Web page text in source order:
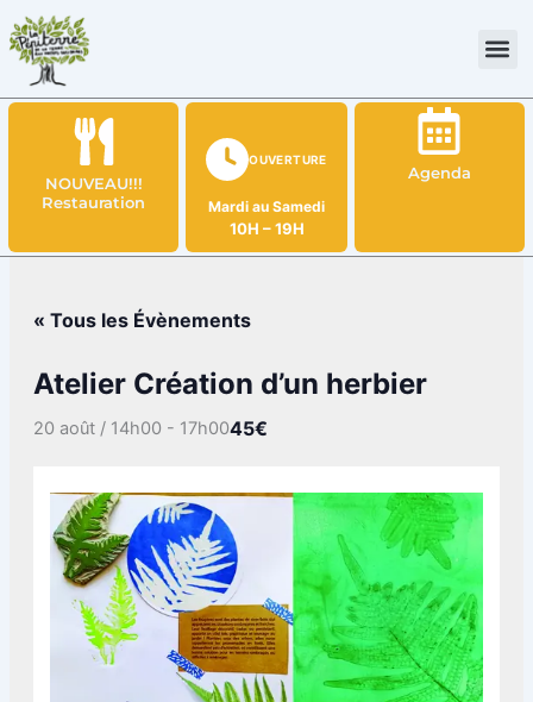
Aller
au
contenu
NOUVEAU!!!
Restauration
OUVERTURE
Mardi au Samedi
10H – 19H
Agenda
« Tous les Évènements
Atelier Création d’un herbier
20 août / 14h00 - 17h0045€